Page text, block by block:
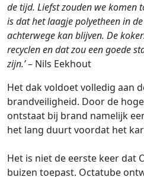
de tijd. Liefst zouden we komen
is dat het laagje polyetheen in
achterwege kan blijven. De
recyclen en dat zou een goede
zijn.’– Nils Eekhout
Het dak voldoet volledig aan
brandveiligheid. Door de
ontstaat bij brand namelijk
het lang duurt voordat het
Het is niet de eerste keer dat
buizen toepast. Octatube